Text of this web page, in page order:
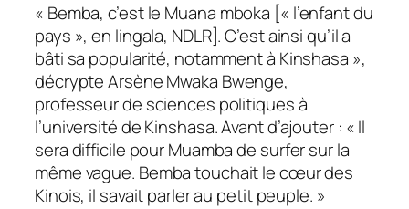
« Bemba, c’est le Muana mboka [« l’enfant du
pays », en lingala, NDLR]. C’est ainsi qu’il a
bâti sa popularité, notamment à Kinshasa »,
décrypte Arsène Mwaka Bwenge,
professeur de sciences politiques à
l’université de Kin­shasa. Avant d’ajouter : « Il
sera difficile pour Muamba de surfer sur la
même vague. Bemba touchait le cœur des
Kinois, il savait parler au petit peuple. »